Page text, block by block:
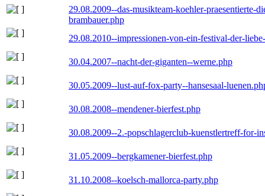
29.08.2009--das-musikteam-koehler-praesentierte-
brambauer.php
29.08.2010--impressionen-von-ein-festival-der-
30.04.2007--nacht-der-giganten--werne.php
30.05.2009--lust-auf-fox-party--hansesaal-
30.08.2008--mendener-bierfest.php
30.08.2009--2.-popschlagerclub-kuenstlertreff-for-
31.05.2009--bergkamener-bierfest.php
31.10.2008--koelsch-mallorca-party.php